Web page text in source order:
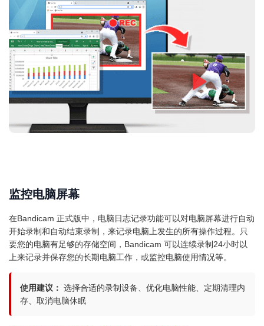
监控电脑屏幕
在Bandicam 正式版中，电脑日志记录功能可以对电脑屏幕进行自动
开始录制和自动结束录制，来记录电脑上发生的所有操作过程。只
要您的电脑有足够的存储空间，Bandicam 可以连续录制24小时以
上来记录并保存您的长期电脑工作，或监控电脑使用情况等。
使用建议： 选择合适的录制设备、优化电脑性能、定期清理内
存、取消电脑休眠